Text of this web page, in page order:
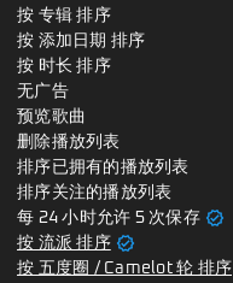
按 专辑 排序
按 添加日期 排序
按 时长 排序
无广告
预览歌曲
删除播放列表
排序已拥有的播放列表
排序关注的播放列表
每 24 小时允许 5 次保存 verified
按 流派 排序 verified
按 五度圈 / Camelot 轮 排序